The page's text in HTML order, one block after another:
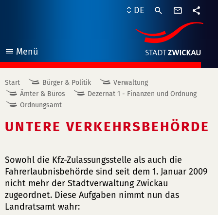
Menü
öffnen
DE
Start Bürger & Politik
Verwaltung
Ämter & Büros
Dezernat 1 - Finanzen und Ordnung
Ordnungsamt
UNTERE VERKEHRSBEHÖRDE
Sowohl die Kfz-Zulassungsstelle als auch die
Fahrerlaubnisbehörde sind seit dem 1. Januar 2009
nicht mehr der Stadtverwaltung Zwickau
zugeordnet. Diese Aufgaben nimmt nun das
Landratsamt wahr: